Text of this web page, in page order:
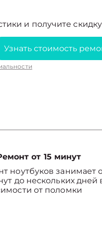
и получите
Узнать стоимость
от 15 минут
ноутбуков занимает
до нескольких дней
от поломки